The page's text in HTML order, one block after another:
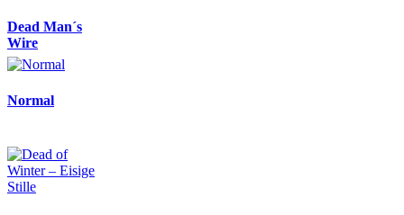
Dead Man´s
Wire
Normal